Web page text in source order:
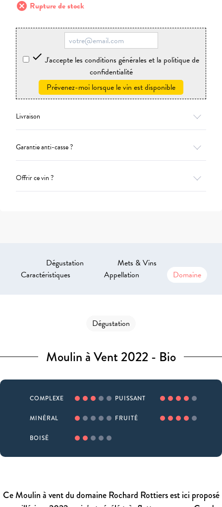
cancel Rupture de stock
 J'accepte les conditions générales et la politique de
confidentialité
Prévenez-moi lorsque le vin est disponible
Livraison
Garantie anti-casse ?
Offrir ce vin ?
Dégustation
Mets & Vins
Caractéristiques
Appellation Domaine
Dégustation
Moulin à Vent 2022 - Bio
COMPLEXE PUISSANT
MINÉRAL FRUITÉ
BOISÉ
Ce Moulin à vent du domaine Rochard Rottiers est ici proposé